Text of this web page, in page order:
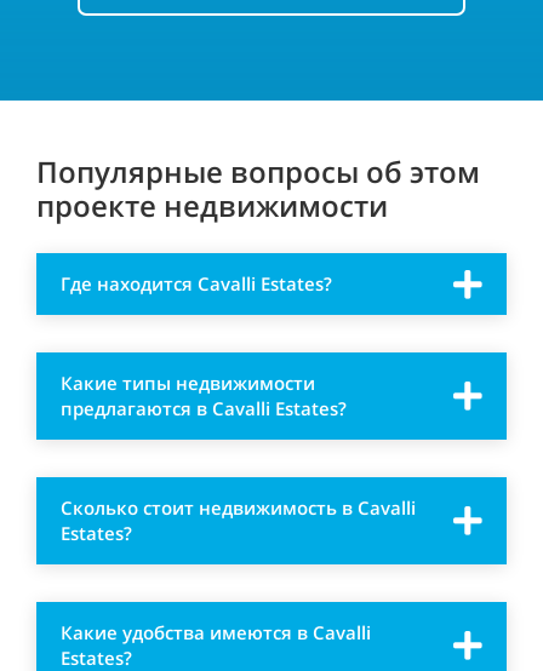
Популярные вопросы об этом
проекте недвижимости
Где находится Cavalli Estates?
Какие типы недвижимости
предлагаются в Cavalli Estates?
Сколько стоит недвижимость в Cavalli
Estates?
Какие удобства имеются в Cavalli
Estates?